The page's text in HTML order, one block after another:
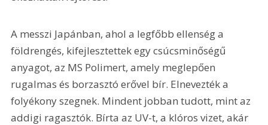
A messzi Japánban, ahol a legfőbb ellenség a
földrengés, kifejlesztettek egy csúcsminőségű
anyagot, az MS Polimert, amely meglepően
rugalmas és borzasztó erővel bír. Elnevezték a
folyékony szegnek. Mindent jobban tudott, mint az
addigi ragasztók. Bírta az UV-t, a klóros vizet, akár